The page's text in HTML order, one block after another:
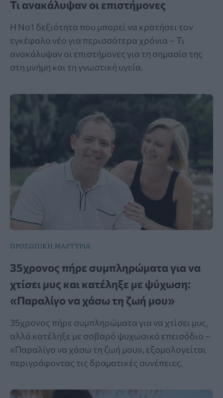
Τι ανακάλυψαν οι επιστήμονες
Η Νο1 δεξιότητα που μπορεί να κρατήσει τον
εγκέφαλο νέο για περισσότερα χρόνια – Τι
ανακάλυψαν οι επιστήμονες για τη σημασία της
στη μνήμη και τη γνωστική υγεία.
ΠΡΟΣΩΠΙΚΗ ΜΑΡΤΥΡΙΑ
35χρονος πήρε συμπληρώματα για να
χτίσει μυς και κατέληξε με ψύχωση:
«Παραλίγο να χάσω τη ζωή μου»
35χρονος πήρε συμπληρώματα για να χτίσει μυς,
αλλά κατέληξε με σοβαρό ψυχωσικό επεισόδιο –
«Παραλίγο να χάσω τη ζωή μου», εξομολογείται
περιγράφοντας τις δραματικές συνέπειες.